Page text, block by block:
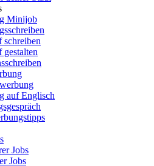
Minijob
schreiben
gestalten
auf Englisch
Jobs
Jobs